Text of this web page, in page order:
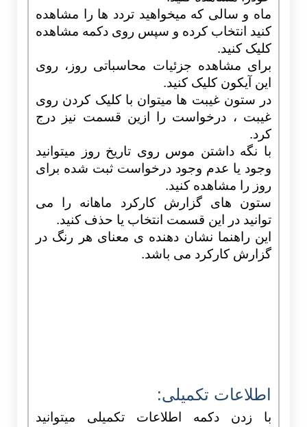
ماه و سالی که میخواهید تردد ها را مشاهده
کنید انتخاب کرده و سپس روی دکمه مشاهده
کلیک کنید.
برای مشاهده جزئیات محاسباتی روز، روی
این آیکون کلیک کنید.
در ستون غیبت ها میتوان با کلیک کردن روی
غیبت ، درخواست را ازین قسمت نیز درج
کرد.
با نگه داشتن موس روی تاریخ روز میتوانید
وجود یا عدم وجود درخواست ثبت شده برای
روز را مشاهده کنید.
ستون های گزارش کارکرد ماهانه را می
توانید در این قسمت انتخاب یا حذف کنید.
این راهنما نشان دهنده ی معنای هر رنگ در
گزارش کارکرد می باشد.
اطلاعات تکمیلی:
با زدن دکمه اطلاعات تکمیلی میتوانید